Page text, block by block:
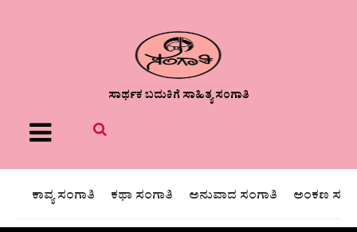
ಸಾರ್ಥಕ ಬದುಕಿಗೆ ಸಾಹಿತ್ಯ ಸಂಗಾತಿ
Menu
ಕಾವ್ಯ ಸಂಗಾತಿ ಕಥಾ ಸಂಗಾತಿ ಅನುವಾದ ಸಂಗಾತಿ ಅಂಕಣ